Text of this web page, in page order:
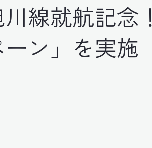
線就航記念！
ン」を実施